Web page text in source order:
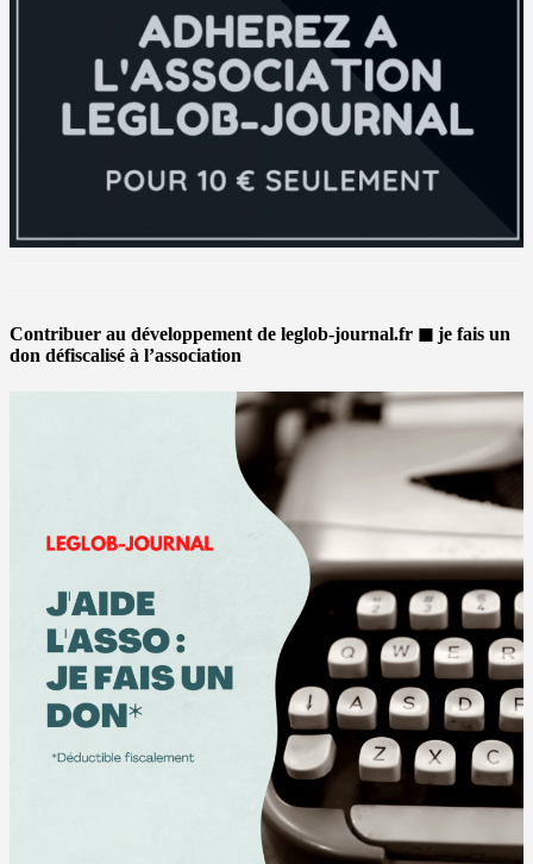
Contribuer au développement de leglob-journal.fr ◼ je fais un
don défiscalisé à l’association